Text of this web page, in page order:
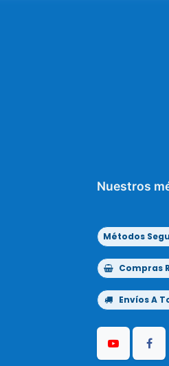
Nuestros
Métodos
Compras
Envíos A